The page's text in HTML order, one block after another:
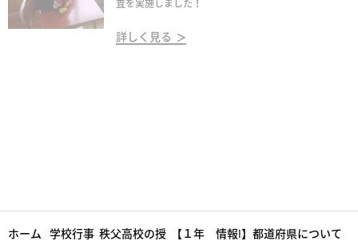
ホーム 学校行事 秩父高校の授
【１年 情報Ⅰ】都道府県について